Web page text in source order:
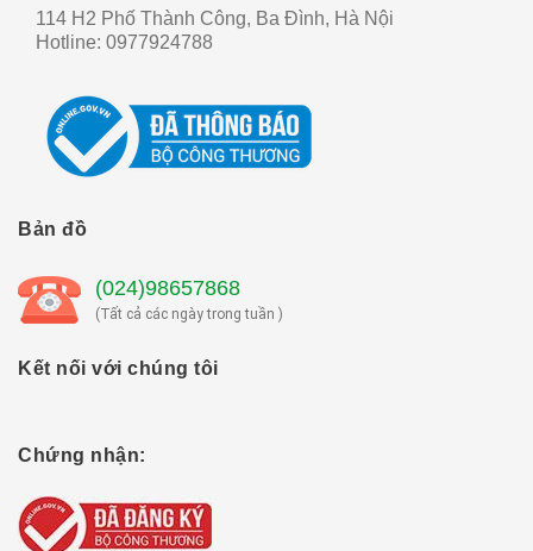
114 H2 Phố Thành Công, Ba Đình, Hà Nội
Hotline: 0977924788
Bản đồ
(024)98657868
(Tất cả các ngày trong tuần )
Kết nối với chúng tôi
Chứng nhận: